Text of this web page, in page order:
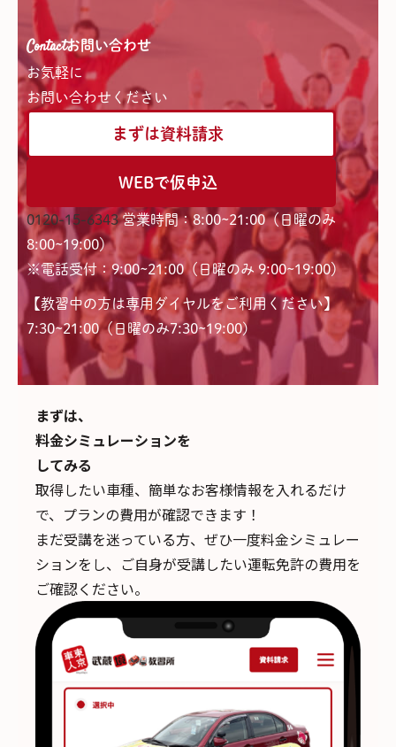
Contactお問い合わせ
お気軽に
お問い合わせください
まずは資料請求
WEBで仮申込
0120-15-6343 営業時間：8:00~21:00（日曜のみ
8:00~19:00）
※電話受付：9:00~21:00（日曜のみ 9:00~19:00）
【教習中の方は専用ダイヤルをご利用ください】
7:30~21:00（日曜のみ7:30~19:00)
まずは、
料金シミュレーションを
してみる
取得したい車種、簡単なお客様情報を入れるだけ
で、 プランの費用が確認できます！
まだ受講を迷っている方、ぜひ一度料金シミュレー
ションをし、ご自身が受講したい運転免許の費用を
ご確認ください。